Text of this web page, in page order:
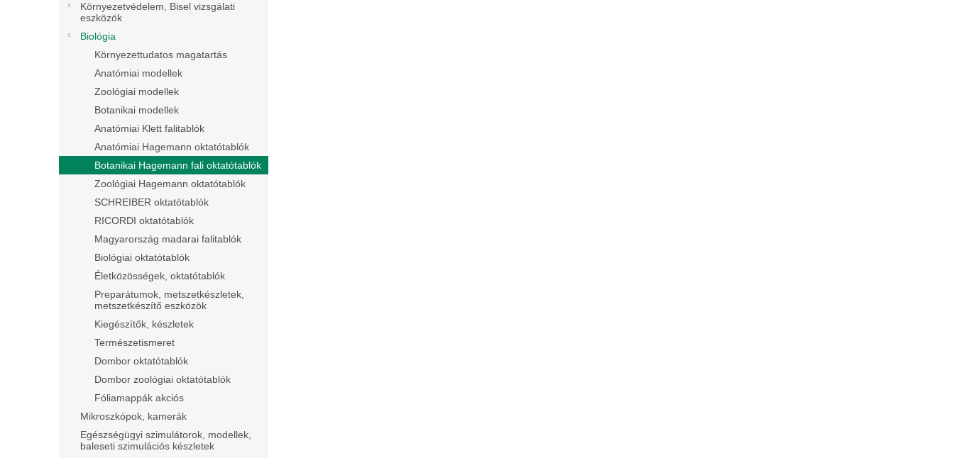
Környezetvédelem, Bisel vizsgálati
eszközök
Biológia
Környezettudatos magatartás
Anatómiai modellek
Zoológiai modellek
Botanikai modellek
Anatómiai Klett falitablók
Anatómiai Hagemann oktatótablók
Botanikai Hagemann fali oktatótablók
Zoológiai Hagemann oktatótablók
SCHREIBER oktatótablók
RICORDI oktatótablók
Magyarország madarai falitablók
Biológiai oktatótablók
Életközösségek, oktatótablók
Preparátumok, metszetkészletek,
metszetkészítő eszközök
Kiegészítők, készletek
Természetismeret
Dombor oktatótablók
Dombor zoológiai oktatótablók
Fóliamappák akciós
Mikroszkópok, kamerák
Egészségügyi szimulátorok, modellek,
baleseti szimulációs készletek